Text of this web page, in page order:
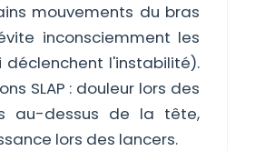
mouvements du bras
inconsciemment les
déclenchent l'instabilité).
SLAP : douleur lors des
au-dessus de la tête,
lors des lancers.